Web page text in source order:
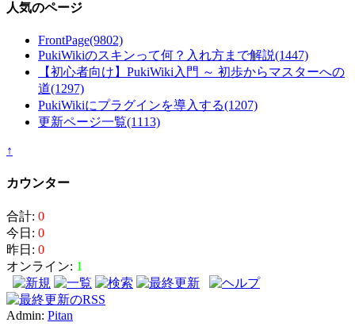
人気のページ
FrontPage(9802)
PukiWikiのスキンって何？入れ方まで解説(1447)
【初心者向け】PukiWiki入門 ～ 初歩からマスターへの
道(1297)
PukiWikiにプラグインを導入する(1207)
更新ページ一覧(1113)
↑
カウンター
合計: 0
今日: 0
昨日: 0
オンライン: 1
Admin: Pitan